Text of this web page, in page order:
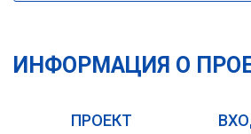
ИНФОРМАЦИЯ О
ПРОЕКТ